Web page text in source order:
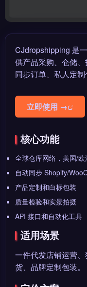
CJdropshipping 是
供产品采购、仓储
同步订单、私人定制
立即使用 →
核心功能
全球仓库网络，美国/
自动同步 Shopify/
产品定制和白标包装
质量检验和实景拍摄
API 接口和自动化工具
适用场景
一件代发店铺运营
货、品牌定制包装。